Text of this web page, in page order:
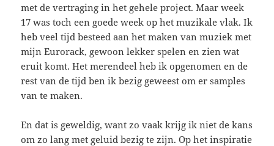
met de vertraging in het gehele project. Maar week
17 was toch een goede week op het muzikale vlak. Ik
heb veel tijd besteed aan het maken van muziek met
mijn Eurorack, gewoon lekker spelen en zien wat
eruit komt. Het merendeel heb ik opgenomen en de
rest van de tijd ben ik bezig geweest om er samples
van te maken.
En dat is geweldig, want zo vaak krijg ik niet de kans
om zo lang met geluid bezig te zijn. Op het inspiratie